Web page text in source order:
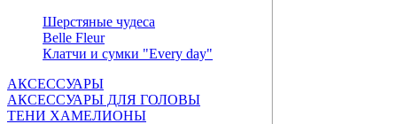
Шерстяные чудеса
Belle Fleur
Клатчи и сумки "Every day"
АКСЕССУАРЫ
АКСЕССУАРЫ ДЛЯ ГОЛОВЫ
ТЕНИ ХАМЕЛИОНЫ